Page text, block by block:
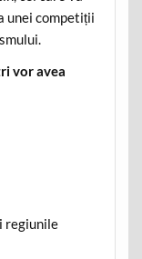
unei competiții
vor avea
regiunile